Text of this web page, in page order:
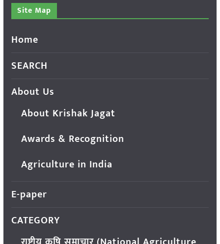
Site Map
Home
SEARCH
About Us
About Krishak Jagat
Awards & Recognition
Agriculture in India
E-paper
CATEGORY